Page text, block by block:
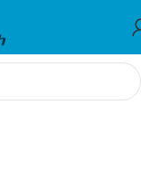
/TTEC